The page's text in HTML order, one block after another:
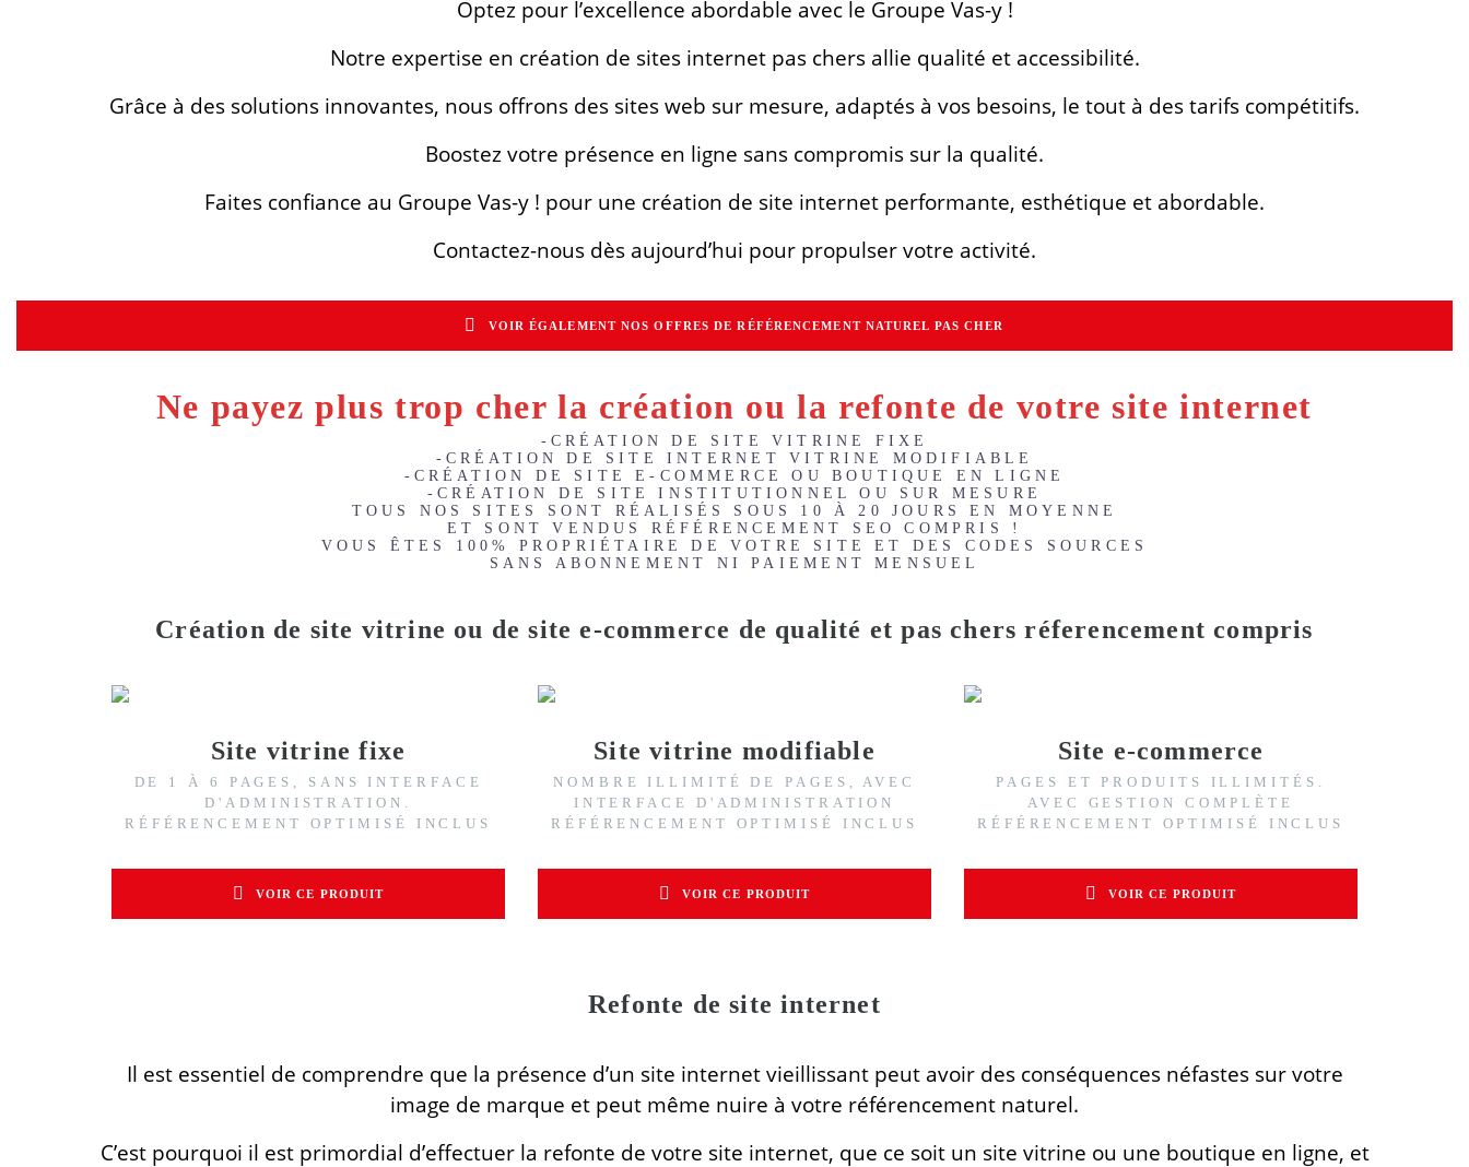
Optez pour l’excellence abordable avec le Groupe Vas-y !
Notre expertise en création de sites internet pas chers allie qualité et accessibilité.
Grâce à des solutions innovantes, nous offrons des sites web sur mesure, adaptés à vos besoins, le tout à des tarifs compétitifs.
Boostez votre présence en ligne sans compromis sur la qualité.
Faites confiance au Groupe Vas-y ! pour une création de site internet performante, esthétique et abordable.
Contactez-nous dès aujourd’hui pour propulser votre activité.
VOIR ÉGALEMENT NOS OFFRES DE RÉFÉRENCEMENT NATUREL PAS CHER
Ne payez plus trop cher la création ou la refonte de votre site internet
-CRÉATION DE SITE VITRINE FIXE
-CRÉATION DE SITE INTERNET VITRINE MODIFIABLE
-CRÉATION DE SITE E-COMMERCE OU BOUTIQUE EN LIGNE
-CRÉATION DE SITE INSTITUTIONNEL OU SUR MESURE
TOUS NOS SITES SONT RÉALISÉS SOUS 10 À 20 JOURS EN MOYENNE
ET SONT VENDUS RÉFÉRENCEMENT SEO COMPRIS !
VOUS ÊTES 100% PROPRIÉTAIRE DE VOTRE SITE ET DES CODES SOURCES
SANS ABONNEMENT NI PAIEMENT MENSUEL
Création de site vitrine ou de site e-commerce de qualité et pas chers réferencement compris
Site vitrine fixe
DE 1 À 6 PAGES, SANS INTERFACE
D'ADMINISTRATION.
RÉFÉRENCEMENT OPTIMISÉ INCLUS
VOIR CE PRODUIT
Site vitrine modifiable
NOMBRE ILLIMITÉ DE PAGES, AVEC
INTERFACE D'ADMINISTRATION
RÉFÉRENCEMENT OPTIMISÉ INCLUS
VOIR CE PRODUIT
Site e-commerce
PAGES ET PRODUITS ILLIMITÉS.
AVEC GESTION COMPLÈTE
RÉFÉRENCEMENT OPTIMISÉ INCLUS
VOIR CE PRODUIT
Refonte de site internet
Il est essentiel de comprendre que la présence d’un site internet vieillissant peut avoir des conséquences néfastes sur votre
image de marque et peut même nuire à votre référencement naturel.
C’est pourquoi il est primordial d’effectuer la refonte de votre site internet, que ce soit un site vitrine ou une boutique en ligne, et